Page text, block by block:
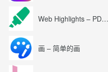
Web Highlights – PDF & Web Highlighter
画 – 简单的画